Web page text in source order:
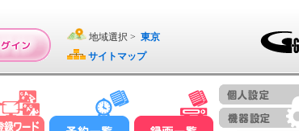
地域選択 > 東京
サイトマップ